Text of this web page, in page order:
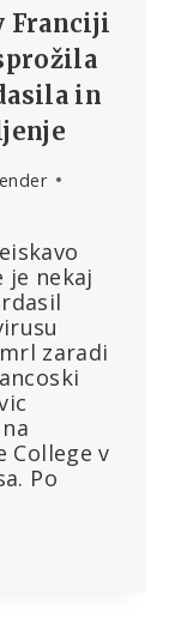
Franciji
in
je nekaj
zaradi
College v
Po